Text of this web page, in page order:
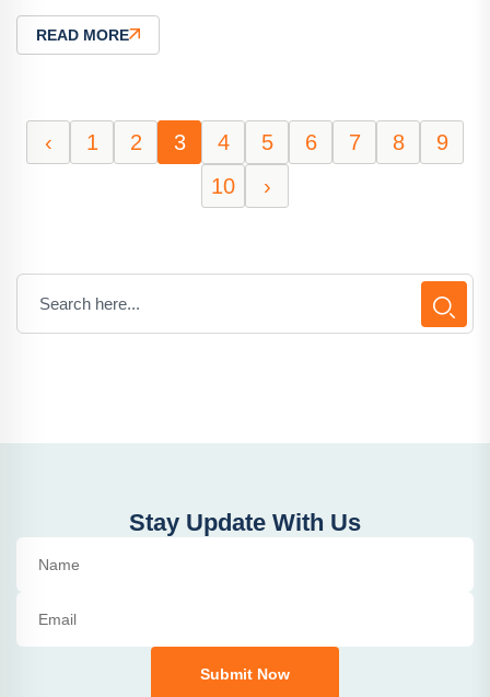
READ MORE
‹ 1 2 3 4 5 6 7 8
9
10
›
Stay Update With Us
Submit Now